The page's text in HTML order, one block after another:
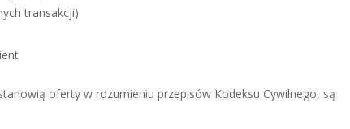
transakcji)
oferty w rozumieniu przepisów Kodeksu Cywilnego, są